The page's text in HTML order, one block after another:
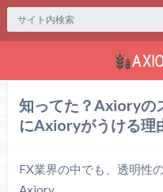
知ってた？Axioryの
にAxioryがうける理
FX業界の中でも、透明性